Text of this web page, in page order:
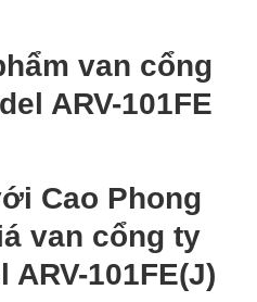
van cổng
ARV-101FE
Cao Phong
van cổng ty
101FE(J)